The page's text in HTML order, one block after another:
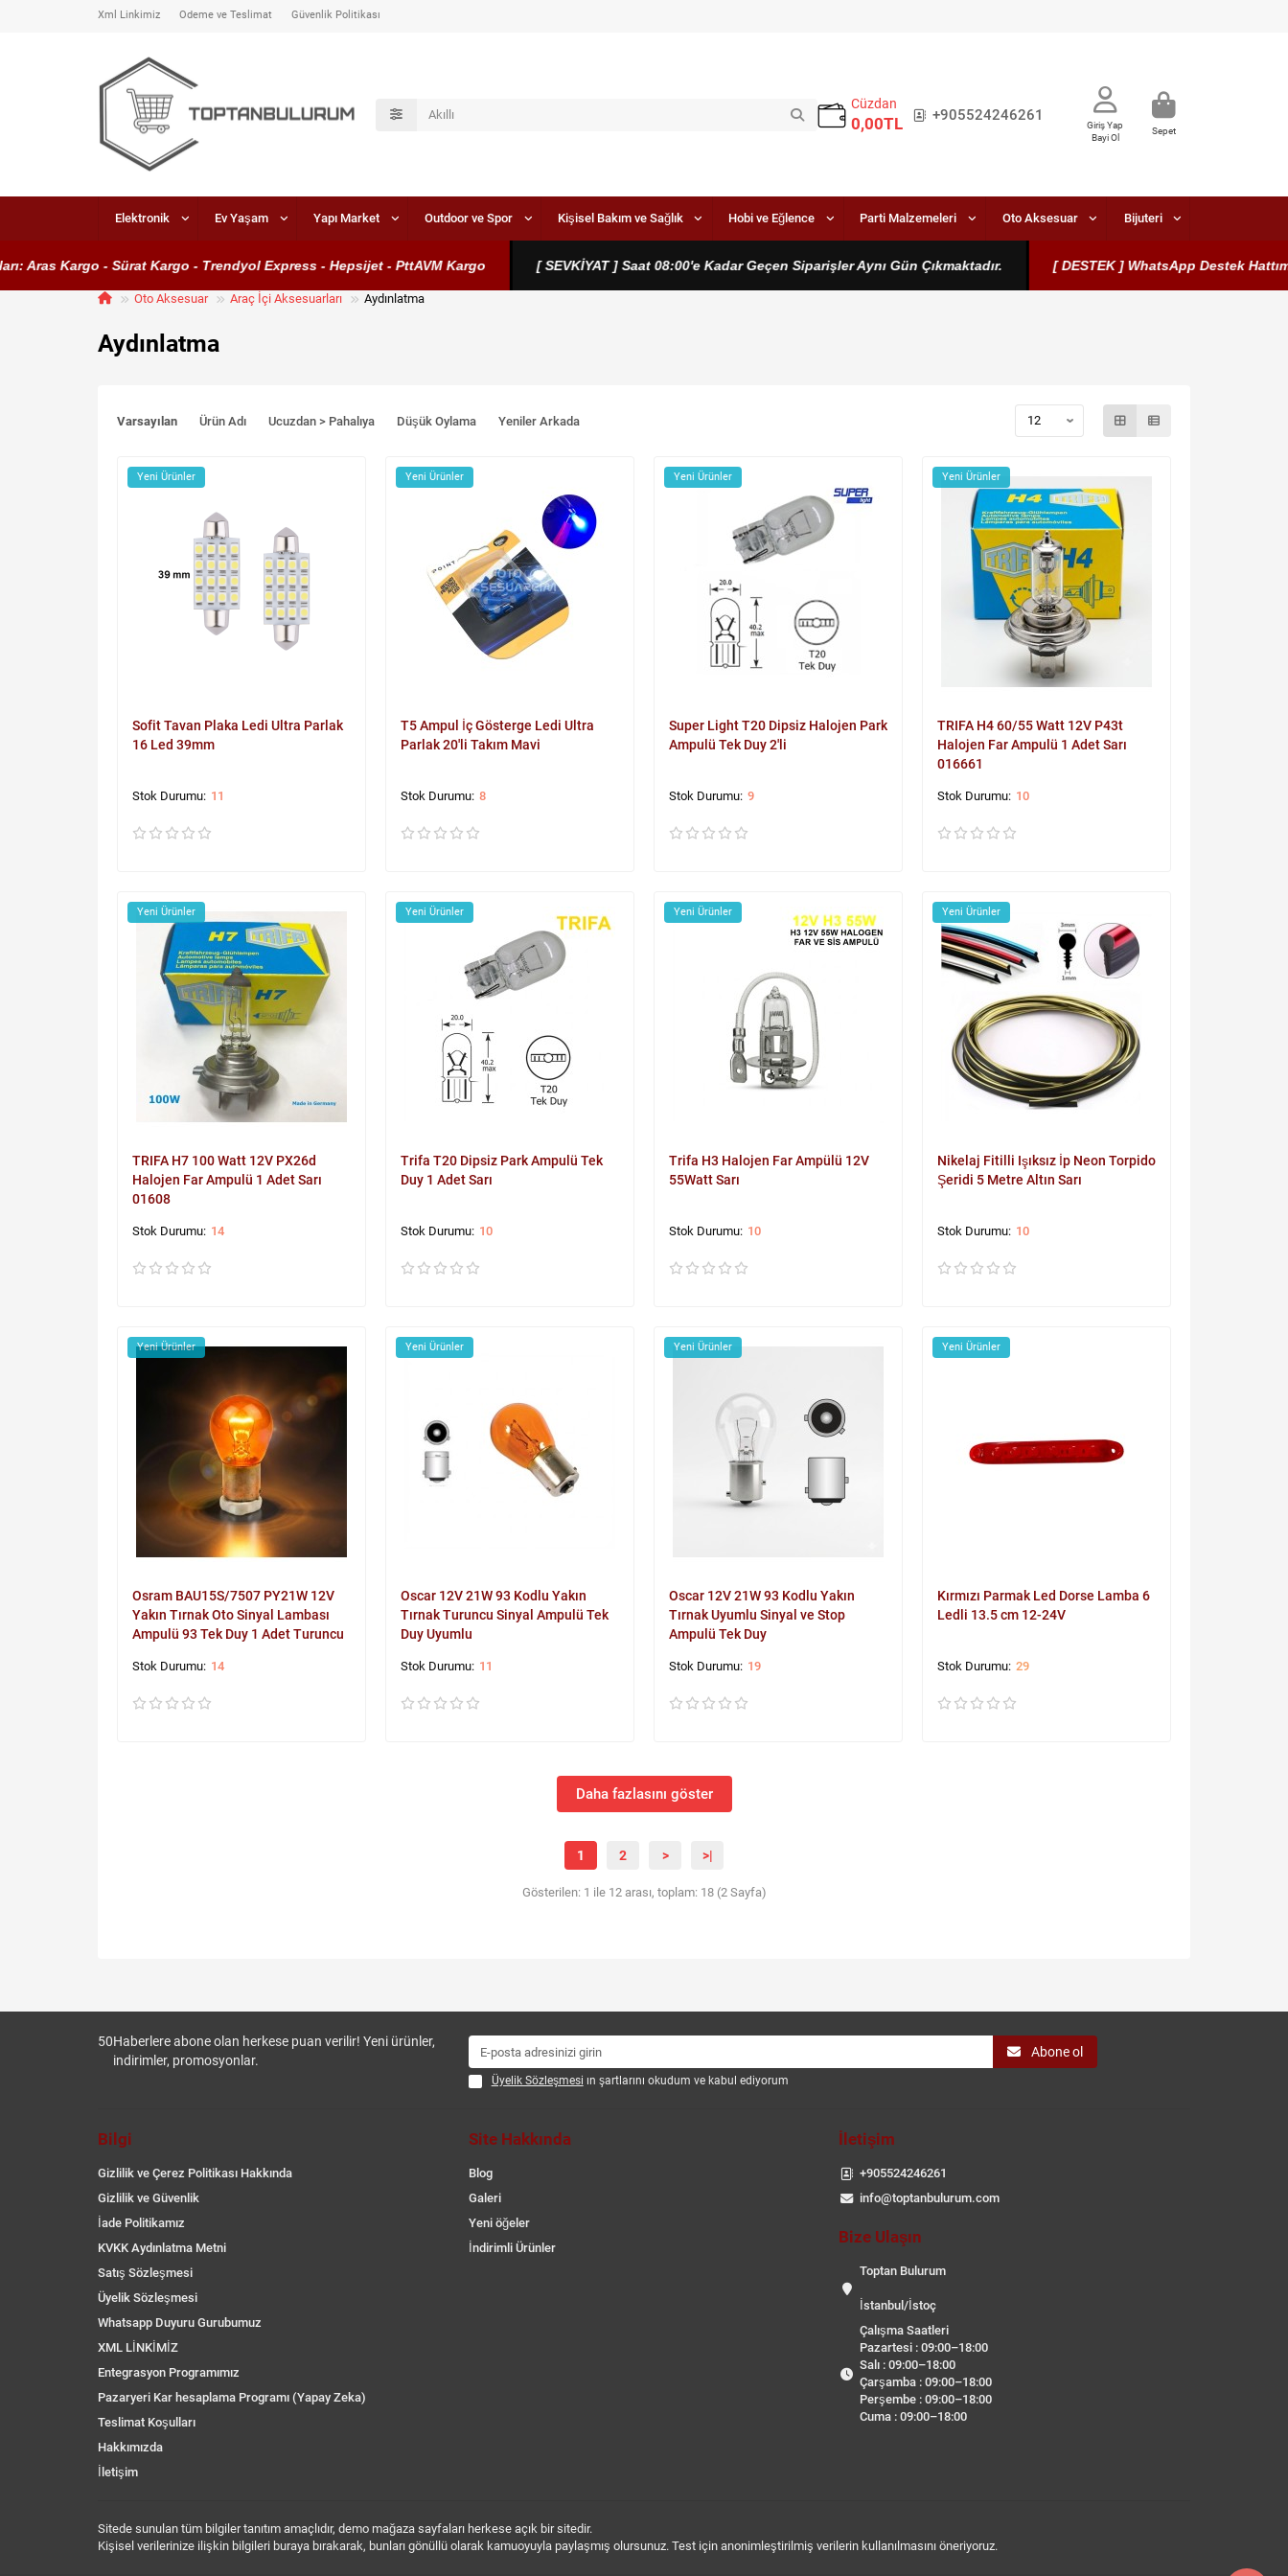
Xml Linkimiz Ödeme ve Teslimat Güvenlik Politikası
Cüzdan
0,00TL +905524246261
Giriş Yap
Bayi Ol
Sepet
Elektronik Ev Yaşam Yapı Market Outdoor ve Spor Kişisel Bakım ve Sağlık Hobi ve Eğlence Parti Malzemeleri Oto Aksesuar Bijuteri
Kargo - Sürat Kargo - Trendyol Express - Hepsijet - PttAVM Kargo [ SEVKİYAT ] Saat 08:00'e Kadar Geçen Siparişler Aynı Gün Çıkmaktadır. [ DESTEK ] WhatsApp Destek Hattımız
Oto Aksesuar Araç İçi Aksesuarları Aydınlatma
Aydınlatma
Varsayılan Ürün Adı Ucuzdan > Pahalıya Düşük Oylama Yeniler Arkada
Yeni Ürünler
Sofit Tavan Plaka Ledi Ultra Parlak
16 Led 39mm
11
Yeni Ürünler
T5 Ampul İç Gösterge Ledi Ultra
Parlak 20'li Takım Mavi
8
Yeni Ürünler
Super Light T20 Dipsiz Halojen Park
Ampulü Tek Duy 2'li
9
Yeni Ürünler
TRIFA H4 60/55 Watt 12V P43t
Halojen Far Ampulü 1 Adet Sarı
016661
10
Yeni Ürünler
TRIFA H7 100 Watt 12V PX26d
Halojen Far Ampulü 1 Adet Sarı
01608
14
Yeni Ürünler
Trifa T20 Dipsiz Park Ampulü Tek
Duy 1 Adet Sarı
10
Yeni Ürünler
Trifa H3 Halojen Far Ampülü 12V
55Watt Sarı
10
Yeni Ürünler
Nikelaj Fitilli Işıksız İp Neon Torpido
Şeridi 5 Metre Altın Sarı
10
Yeni Ürünler
Osram BAU15S/7507 PY21W 12V
Yakın Tırnak Oto Sinyal Lambası
Ampulü 93 Tek Duy 1 Adet Turuncu
14
Yeni Ürünler
Oscar 12V 21W 93 Kodlu Yakın
Tırnak Turuncu Sinyal Ampulü Tek
Duy Uyumlu
11
Yeni Ürünler
Oscar 12V 21W 93 Kodlu Yakın
Tırnak Uyumlu Sinyal ve Stop
Ampulü Tek Duy
19
Yeni Ürünler
Kırmızı Parmak Led Dorse Lamba 6
Ledli 13.5 cm 12-24V
29
Daha fazlasını göster
1 2 > >|
Gösterilen: 1 ile 12 arası, toplam: 18 (2 Sayfa)
50Haberlere abone olan herkese puan verilir! Yeni ürünler,
indirimler, promosyonlar.
Abone ol
Üyelik Sözleşmesi ın şartlarını okudum ve kabul ediyorum
Bilgi
Gizlilik ve Çerez Politikası Hakkında
Gizlilik ve Güvenlik
İade Politikamız
KVKK Aydınlatma Metni
Satış Sözleşmesi
Üyelik Sözleşmesi
Whatsapp Duyuru Gurubumuz
XML LİNKİMİZ
Entegrasyon Programımız
Pazaryeri Kar hesaplama Programı (Yapay Zeka)
Teslimat Koşulları
Hakkımızda
İletişim
Site Hakkında
Blog
Galeri
Yeni öğeler
İndirimli Ürünler
İletişim
+905524246261
info@toptanbulurum.com
Bize Ulaşın
Toptan Bulurum
İstanbul/İstoç
Çalışma Saatleri
Pazartesi : 09:00–18:00
Salı : 09:00–18:00
Çarşamba : 09:00–18:00
Perşembe : 09:00–18:00
Cuma : 09:00–18:00
Sitede sunulan tüm bilgiler tanıtım amaçlıdır, demo mağaza sayfaları herkese açık bir sitedir.
Kişisel verilerinize ilişkin bilgileri buraya bırakarak, bunları gönüllü olarak kamuoyuyla paylaşmış olursunuz. Test için anonimleştirilmiş verilerin kullanılmasını öneriyoruz.